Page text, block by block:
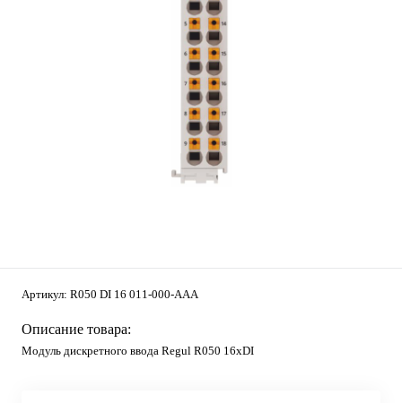
Артикул: R050 DI 16 011-000-AAA
Описание товара:
Модуль дискретного ввода Regul R050 16хDI